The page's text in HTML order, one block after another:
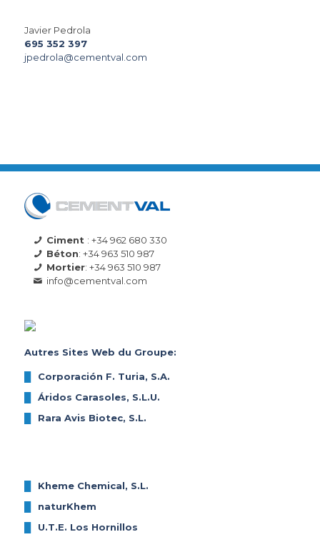
Javier Pedrola
695 352 397
jpedrola@cementval.com
Ciment : +34 962 680 330
Béton: +34 963 510 987
Mortier: +34 963 510 987
info@cementval.com
Autres Sites Web du Groupe:
Corporación F. Turia, S.A.
Áridos Carasoles, S.L.U.
Rara Avis Biotec, S.L.
Kheme Chemical, S.L.
naturKhem
U.T.E. Los Hornillos